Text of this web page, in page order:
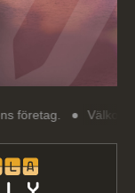
Välkommen till